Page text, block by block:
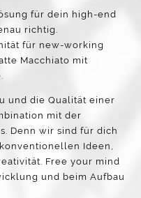
für dein high-end
richtig.
für new-working
Macchiato mit
und die Qualität einer
mit der
Denn wir sind für dich
Ideen,
Free your mind
und beim Aufbau